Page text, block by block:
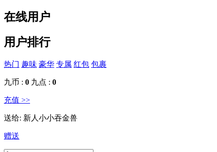
在线用户
用户排行
热门 趣味 豪华 专属 红包 包裹
九币 : 0 九点 : 0
充值 >>
送给: 新人小小吞金兽
赠送